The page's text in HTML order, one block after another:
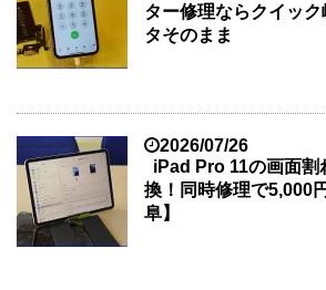
ター修理ならクイッ
タそのまま
2026/07/26
iPad Pro 11の画面割
換！同時修理で5,000
阜】